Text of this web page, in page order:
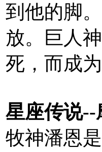
到他的脚
放。巨人
死，而成
星座传说--
牧神潘恩